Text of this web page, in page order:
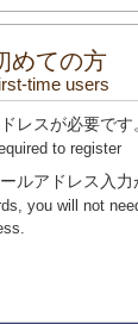
めての方
time users
レスが必要です
to register
ルアドレス入力
you will not